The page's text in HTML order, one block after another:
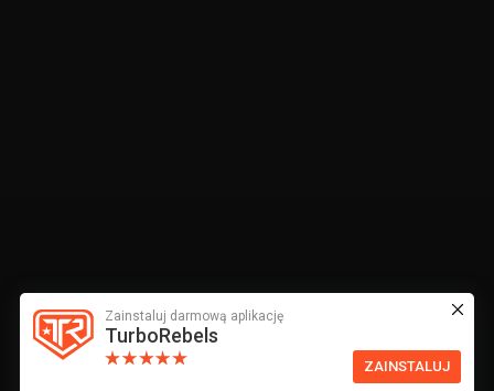
Zainstaluj darmową aplikację
TurboRebels
ZAINSTALUJ